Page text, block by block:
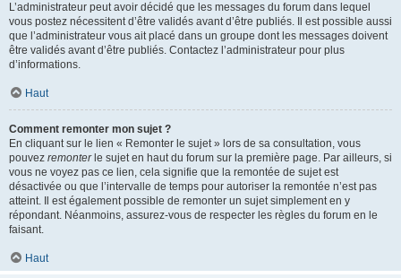
L’administrateur peut avoir décidé que les messages du forum dans lequel
vous postez nécessitent d’être validés avant d’être publiés. Il est possible aussi
que l’administrateur vous ait placé dans un groupe dont les messages doivent
être validés avant d’être publiés. Contactez l’administrateur pour plus
d’informations.
Haut
Comment remonter mon sujet ?
En cliquant sur le lien « Remonter le sujet » lors de sa consultation, vous
pouvez remonterle sujet en haut du forum sur la première page. Par ailleurs, si
vous ne voyez pas ce lien, cela signifie que la remontée de sujet est
désactivée ou que l’intervalle de temps pour autoriser la remontée n’est pas
atteint. Il est également possible de remonter un sujet simplement en y
répondant. Néanmoins, assurez-vous de respecter les règles du forum en le
faisant.
Haut